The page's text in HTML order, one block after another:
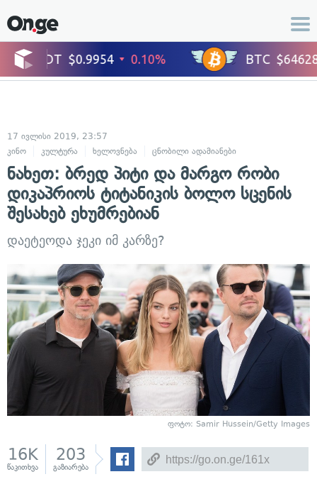
17 ივლისი 2019, 23:57
კინო
კულტურა ხელოვნება ცნობილი ადამიანები
ნახეთ: ბრედ პიტი და მარგო რობი
დიკაპრიოს ტიტანიკის ბოლო სცენის
შესახებ ეხუმრებიან
დაეტეოდა ჯეკი იმ კარზე?
ფოტო: Samir Hussein/Getty Images
16K
წაკითხვა
203
გაზიარება